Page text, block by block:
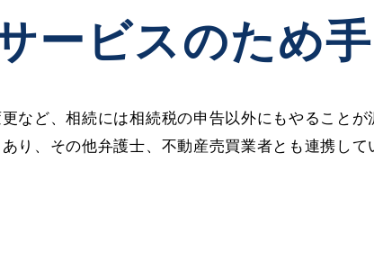
ービスのため
ど、相続には相続税の申告以外にもやることが
り、その他弁護士、不動産売買業者とも連携し